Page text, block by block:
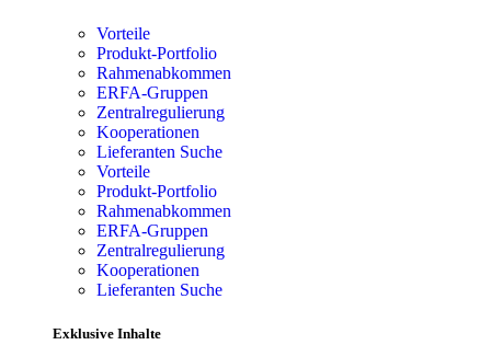
Vorteile
Produkt-Portfolio
Rahmenabkommen
ERFA-Gruppen
Zentralregulierung
Kooperationen
Lieferanten Suche
Vorteile
Produkt-Portfolio
Rahmenabkommen
ERFA-Gruppen
Zentralregulierung
Kooperationen
Lieferanten Suche
Exklusive Inhalte